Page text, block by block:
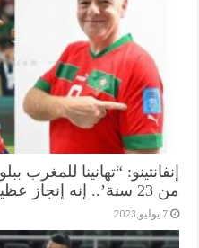
إنفانتينو: “تهانينا للمغرب
من 23 سنة’.. إنه إنجاز عظيم وجعلتم بلدكم فخورا”
7 يوليو,2023